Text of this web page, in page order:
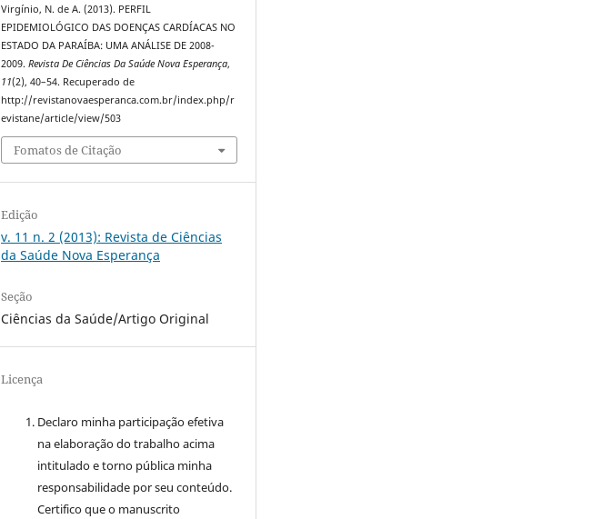
Virgínio, N. de A. (2013). PERFIL
EPIDEMIOLÓGICO DAS DOENÇAS CARDÍACAS NO
ESTADO DA PARAÍBA: UMA ANÁLISE DE 2008-
2009.Revista De Ciências Da Saúde Nova Esperança,
11(2), 40–54. Recuperado de
http://revistanovaesperanca.com.br/index.php/r
evistane/article/view/503
Fomatos de Citação
Edição
v. 11 n. 2 (2013): Revista de Ciências
da Saúde Nova Esperança
Seção
Ciências da Saúde/Artigo Original
Licença
Declaro minha participação efetiva
na elaboração do trabalho acima
intitulado e torno pública minha
responsabilidade por seu conteúdo.
Certifico que o manuscrito